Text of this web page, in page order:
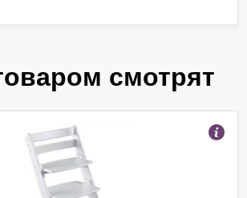
смотрят